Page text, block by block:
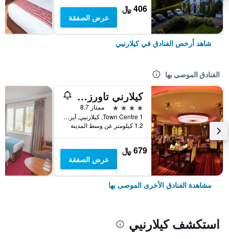
406 ﷼
عرض الصفقة
شاهد أرخص الفنادق في كيلارنيي
الفنادق الموصى بها
كيلارني تاورز هوتل آند ليجير سنتر
4 نجوم
ممتاز 8.7
Town Centre 1, كيلارنيي, أيرلندا
1.2 كيلومتر عن وسط المدينة
679 ﷼
عرض الصفقة
مشاهدة الفنادق الأخرى الموصى بها
استكشف كيلارنيي